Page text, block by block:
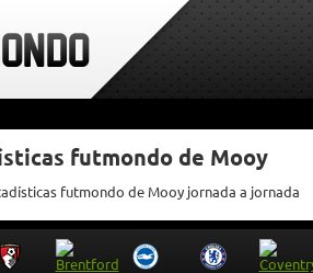
futmondo de Mooy
futmondo de Mooy jornada a jornada